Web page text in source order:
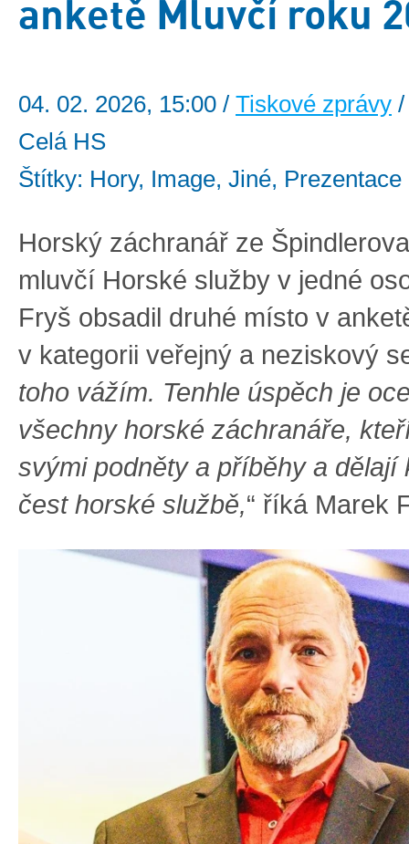
anketě Mluvčí roku
04. 02. 2026, 15:00 / Tiskové zprávy
Celá HS
Štítky: Hory, Image, Jiné, Prezentace
Horský záchranář ze
mluvčí Horské služby v jedné
Fryš obsadil druhé místo v
v kategorii veřejný a neziskový
toho vážím. Tenhle úspěch je
všechny horské záchranáře,
svými podněty a příběhy a dělají
čest horské službě,“ říká Marek